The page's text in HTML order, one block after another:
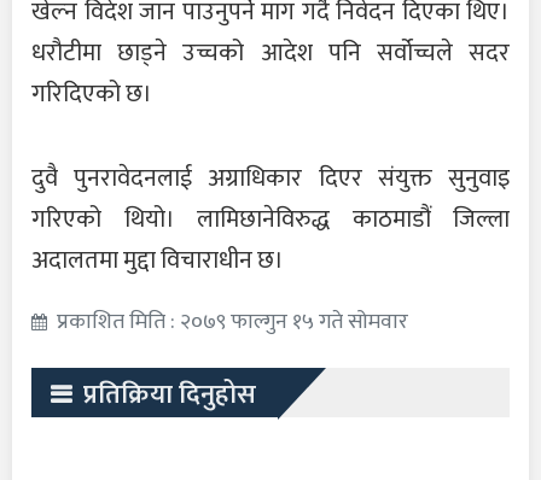
खेल्न विदेश जान पाउनुपर्ने माग गर्दै निवेदन दिएका थिए।
धरौटीमा छाड्ने उच्चको आदेश पनि सर्वोच्चले सदर
गरिदिएको छ।
दुवै पुनरावेदनलाई अग्राधिकार दिएर संयुक्त सुनुवाइ
गरिएको थियो। लामिछानेविरुद्ध काठमाडौं जिल्ला
अदालतमा मुद्दा विचाराधीन छ।
प्रकाशित मिति : २०७९ फाल्गुन १५ गते सोमवार
प्रतिक्रिया दिनुहोस